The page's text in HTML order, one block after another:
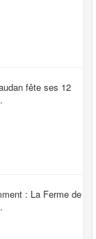
fête ses 12
: La Ferme de